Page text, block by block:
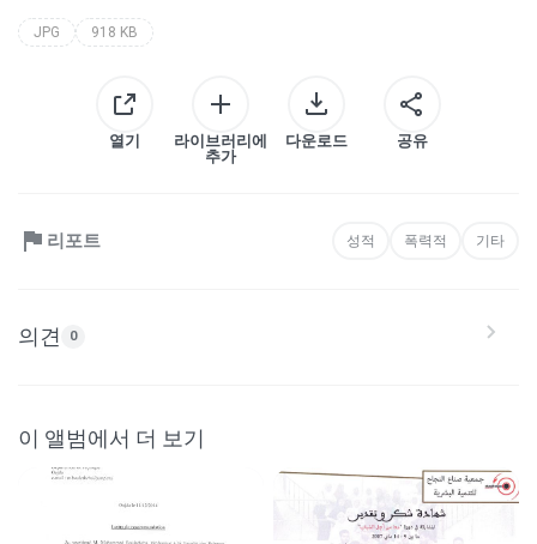
JPG 918 KB
열기
라이브러리에
추가
다운로드 공유
리포트 성적 폭력적 기타
의견 0
이 앨범에서 더 보기